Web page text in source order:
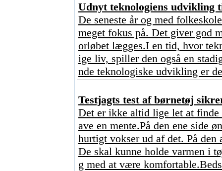
Udnyt teknologiens
De seneste år og med
meget fokus på. Det giver god
orløbet lægges.I en tid, hvor
ige liv, spiller den også en
nde teknologiske udvikling er
Testjagts test af børnetøj
Det er ikke altid lige let at
ave en mente.På den ene side
hurtigt vokser ud af det. På
De skal kunne holde varmen i
g med at være